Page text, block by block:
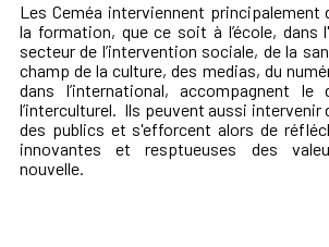
Les Ceméa interviennent principalement
la formation, que ce soit à l’école, dans
secteur de l’intervention sociale, de la
champ de la culture, des medias, du
dans l’international, accompagnent le
l’interculturel. Ils peuvent aussi intervenir
des publics et s'efforcent alors de
innovantes et resptueuses des
nouvelle.